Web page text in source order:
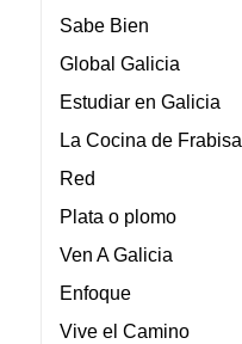
Sabe Bien
Global Galicia
Estudiar en Galicia
La Cocina de Frabisa
Red
Plata o plomo
Ven A Galicia
Enfoque
Vive el Camino